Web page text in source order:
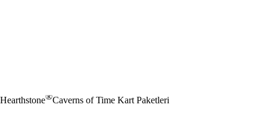
Hearthstone®Caverns of Time Kart Paketleri